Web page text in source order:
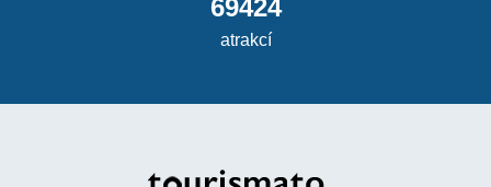
69424
atrakcí